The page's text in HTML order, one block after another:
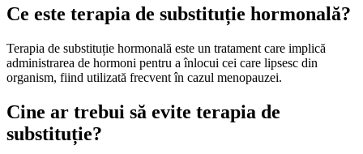
Ce este terapia de substituție hormonală?
Terapia de substituție hormonală este un tratament care implică
administrarea de hormoni pentru a înlocui cei care lipsesc din
organism, fiind utilizată frecvent în cazul menopauzei.
Cine ar trebui să evite terapia de
substituție?